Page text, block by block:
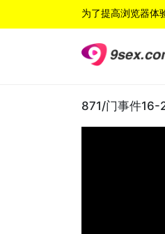
为了提高浏览器体
871/门事件16-